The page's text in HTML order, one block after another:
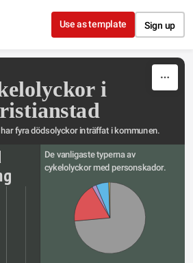
Skip to content
Use as template Sign up
i
har fyra dödsolyckor inträffat i kommunen.
De vanligaste typerna av
cykelolyckor med personskador.